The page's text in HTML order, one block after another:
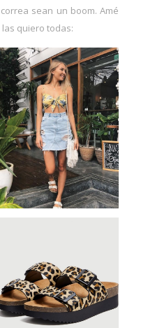
sean un boom. Amé
quiero todas: